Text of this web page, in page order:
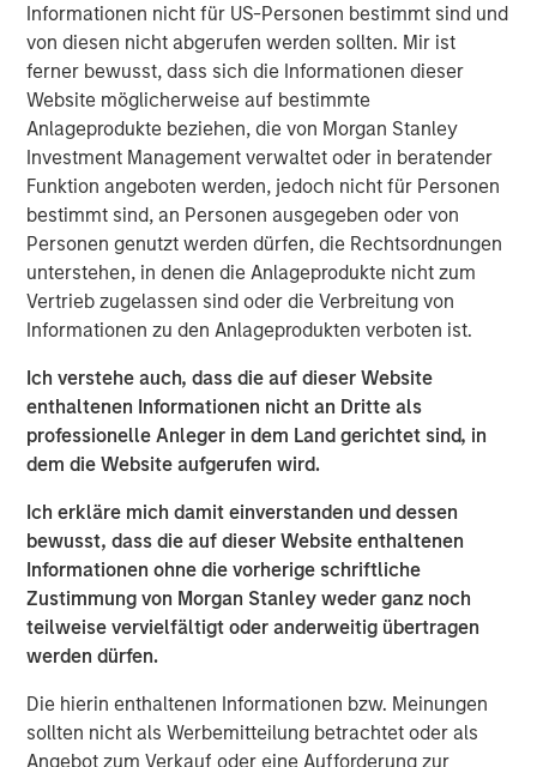
Informationen nicht für US-Personen bestimmt sind und
von diesen nicht abgerufen werden sollten. Mir ist
ferner bewusst, dass sich die Informationen dieser
Website möglicherweise auf bestimmte
Anlageprodukte beziehen, die von Morgan Stanley
Investment Management verwaltet oder in beratender
Funktion angeboten werden, jedoch nicht für Personen
bestimmt sind, an Personen ausgegeben oder von
Personen genutzt werden dürfen, die Rechtsordnungen
unterstehen, in denen die Anlageprodukte nicht zum
Vertrieb zugelassen sind oder die Verbreitung von
Informationen zu den Anlageprodukten verboten ist.
Ich verstehe auch, dass die auf dieser Website
enthaltenen Informationen nicht an Dritte als
professionelle Anleger in dem Land gerichtet sind, in
dem die Website aufgerufen wird.
Ich erkläre mich damit einverstanden und dessen
bewusst, dass die auf dieser Website enthaltenen
Informationen ohne die vorherige schriftliche
Zustimmung von Morgan Stanley weder ganz noch
teilweise vervielfältigt oder anderweitig übertragen
werden dürfen.
Die hierin enthaltenen Informationen bzw. Meinungen
sollten nicht als Werbemitteilung betrachtet oder als
Angebot zum Verkauf oder eine Aufforderung zur
follow.
The Fed has a framework that forms the basis of
their policy reaction functioncalled the Phillips
Curve,which solves this dilemma for them.
Despite above target inflation and stronger growth
expectations in 2026,the Phillips Curve creates a
path for the Fed to cut rates, because it will tilt its
dual mandate to focus on the risk of labor market
weakness.
In summary, embrace the conflict, because it can
View Transcript
See below for important disclosures.
Portfolio Solutions Group
The Portfolio Solutions Group is a comprehensive multi-
asset business, with activity across all asset strategies
and types (traditional and alternative), through solutions
that span fully liquid (public assets), comprehensive
Offerings are delivered via a managed portfolio or model,
in discretionary or advisory format.